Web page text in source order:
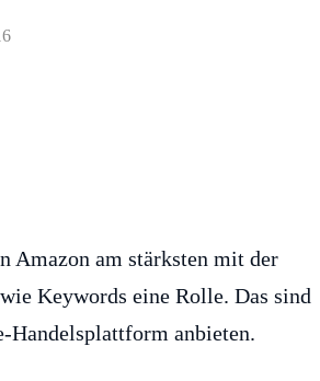
Amazon am stärksten mit der
Keywords eine Rolle. Das sind
anbieten.